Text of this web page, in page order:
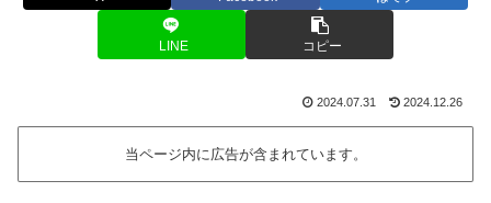
LINE コピー
2024.07.31 2024.12.26
当ページ内に広告が含まれています。